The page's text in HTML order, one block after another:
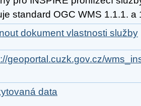
standard OGC WMS 1.1.1. a
dokument vlastnosti služby
geoportal.cuzk.gov.cz/
data